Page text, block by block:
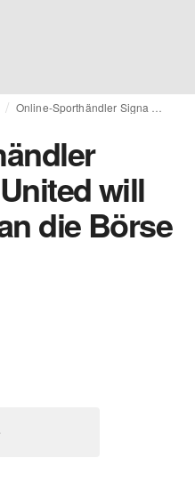
will
die Börse